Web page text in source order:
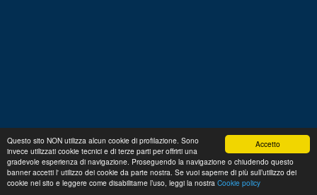
Accetto
Questo sito NON utilizza alcun cookie di profilazione. Sono
invece utilizzati cookie tecnici e di terze parti per offrirti una
gradevole esperienza di navigazione. Proseguendo la navigazione o chiudendo questo
banner accetti l' utilizzo dei cookie da parte nostra. Se vuoi saperne di più sull’utilizzo dei
cookie nel sito e leggere come disabilitarne l’uso, leggi la nostra Cookie policy
Regolamento Privacy Domande frequenti
Cookie
policy
p. iva 13356630155
Copyright © 2026 Advance S.r.L.